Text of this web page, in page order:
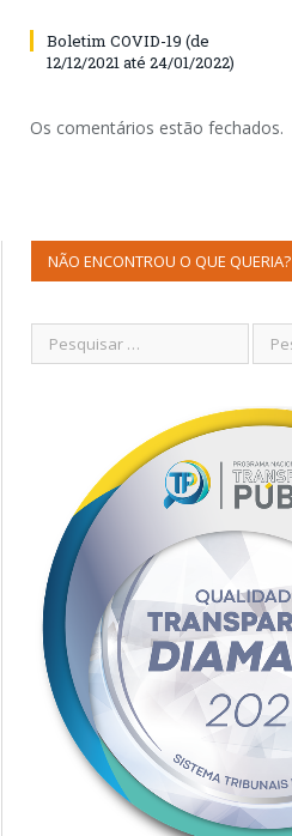
Boletim COVID-19 (de
12/12/2021 até 24/01/2022)
Os comentários estão fechados.
NÃO ENCONTROU O QUE QUERIA?